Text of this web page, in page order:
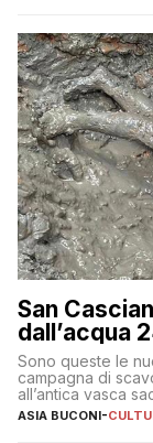
San
dall’acqua
Sono queste le
campagna di
all’antica vasca
Grande
ASIA BUCONI-